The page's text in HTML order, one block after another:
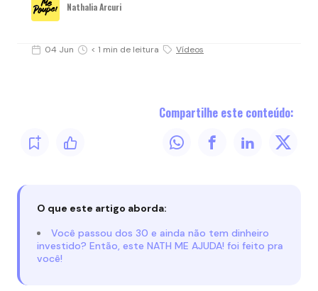
Nathalia Arcuri
04 Jun < 1 min de leitura Vídeos
Compartilhe este conteúdo:
O que este artigo aborda:
Você passou dos 30 e ainda não tem dinheiro
investido? Então, este NATH ME AJUDA! foi feito pra
você!